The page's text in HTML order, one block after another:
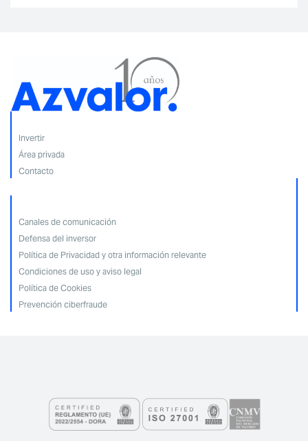
Invertir
Área privada
Contacto
Canales de comunicación
Defensa del inversor
Política de Privacidad y otra información relevante
Condiciones de uso y aviso legal
Política de Cookies
Prevención ciberfraude